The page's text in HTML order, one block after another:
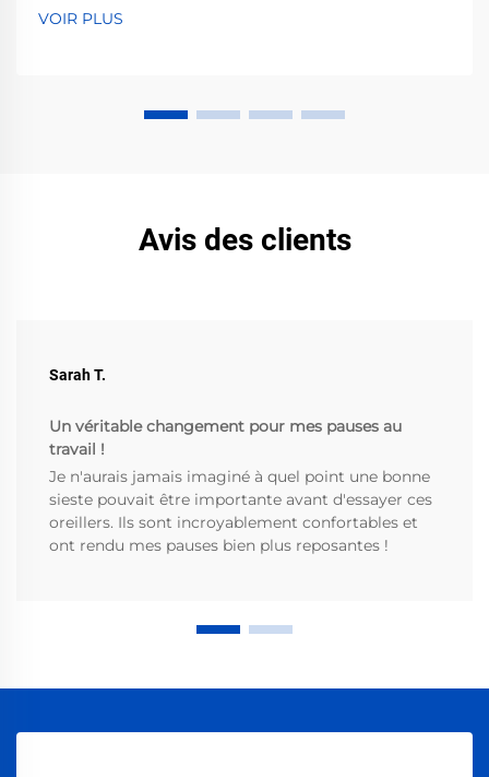
Préservez leur éclat — lisez maintenant.
VOIR PLUS
Avis des clients
Sarah T.
Un véritable changement pour mes pauses au
travail !
Je n'aurais jamais imaginé à quel point une bonne
sieste pouvait être importante avant d'essayer ces
oreillers. Ils sont incroyablement confortables et
ont rendu mes pauses bien plus reposantes !